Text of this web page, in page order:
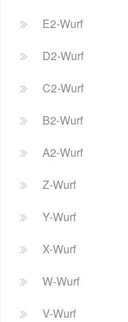
E2-Wurf
D2-Wurf
C2-Wurf
B2-Wurf
A2-Wurf
Z-Wurf
Y-Wurf
X-Wurf
W-Wurf
V-Wurf